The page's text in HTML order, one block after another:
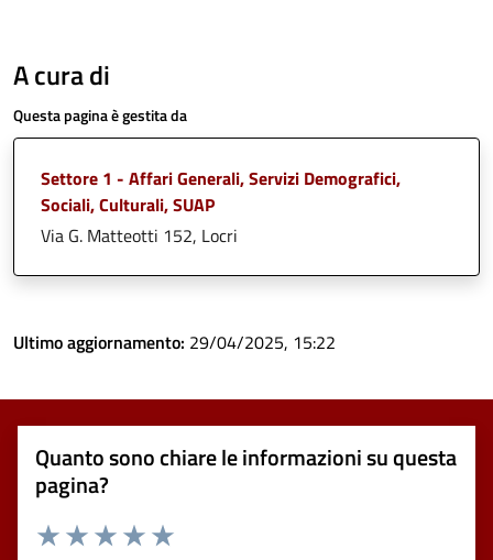
A cura di
Questa pagina è gestita da
Settore 1 - Affari Generali, Servizi Demografici,
Sociali, Culturali, SUAP
Via G. Matteotti 152, Locri
Ultimo aggiornamento: 29/04/2025, 15:22
Quanto sono chiare le informazioni su questa
pagina?